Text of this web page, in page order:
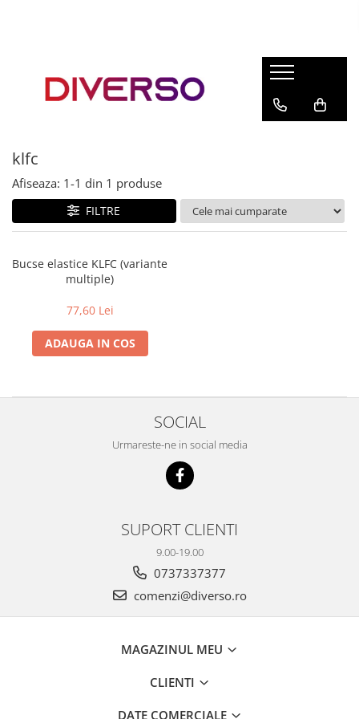
ASA
SILK
HIPS
PMMA
MULTIMATERIAL
klfc
Afiseaza: 1-1 din 1 produse
FILTRE
Bucse elastice KLFC (variante
multiple)
77,60 Lei
ADAUGA IN COS
SOCIAL
Urmareste-ne in social media
SUPORT CLIENTI
9.00-19.00
0737337377
comenzi@diverso.ro
MAGAZINUL MEU
CLIENTI
DATE COMERCIALE